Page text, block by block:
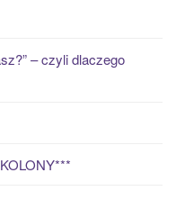
– czyli dlaczego